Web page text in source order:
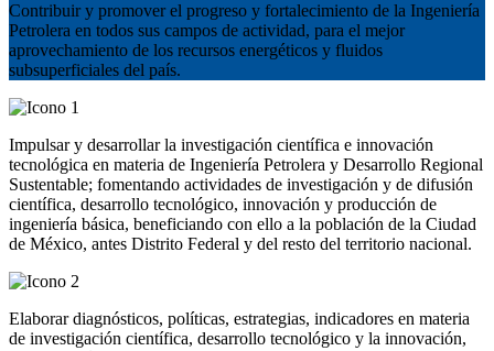
Contribuir y promover el progreso y fortalecimiento de la Ingeniería
Petrolera en todos sus campos de actividad, para el mejor
aprovechamiento de los recursos energéticos y fluidos
subsuperficiales del país.
Impulsar y desarrollar la investigación científica e innovación
tecnológica en materia de Ingeniería Petrolera y Desarrollo Regional
Sustentable; fomentando actividades de investigación y de difusión
científica, desarrollo tecnológico, innovación y producción de
ingeniería básica, beneficiando con ello a la población de la Ciudad
de México, antes Distrito Federal y del resto del territorio nacional.
Elaborar diagnósticos, políticas, estrategias, indicadores en materia
de investigación científica, desarrollo tecnológico y la innovación,